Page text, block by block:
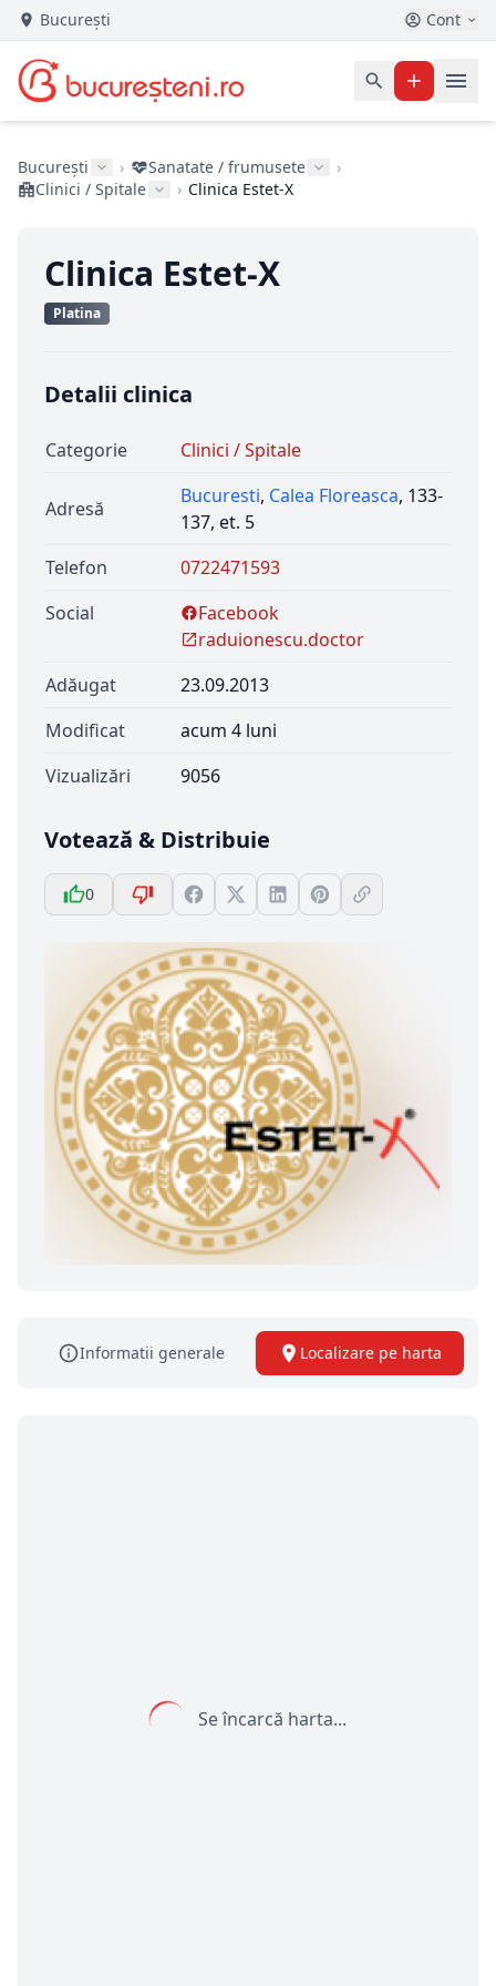
București Cont
București › Sanatate / frumusete
›
Clinici / Spitale
› Clinica Estet-X
Clinica Estet-X
Platina
Detalii clinica
Categorie Clinici / Spitale
Adresă
Bucuresti, Calea Floreasca, 133-
137, et. 5
Telefon
0722471593
Social
Facebook
raduionescu.doctor
Adăugat
23.09.2013
Modificat
acum 4 luni
Vizualizări
9056
Votează & Distribuie
0
Informatii generale Localizare pe harta
Se încarcă harta...